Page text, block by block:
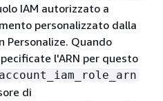
IAM autorizzato a
personalizzato dalla
Personalize. Quando
l'ARN per questo
di